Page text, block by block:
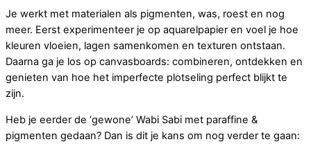
Je werkt met materialen als pigmenten, was, roest en nog
meer. Eerst experimenteer je op aquarelpapier en voel je hoe
kleuren vloeien, lagen samenkomen en texturen ontstaan.
Daarna ga je los op canvasboards: combineren, ontdekken en
genieten van hoe het imperfecte plotseling perfect blijkt te
zijn.
Heb je eerder de ‘gewone’ Wabi Sabi met paraffine &
pigmenten gedaan? Dan is dit je kans om nog verder te gaan: